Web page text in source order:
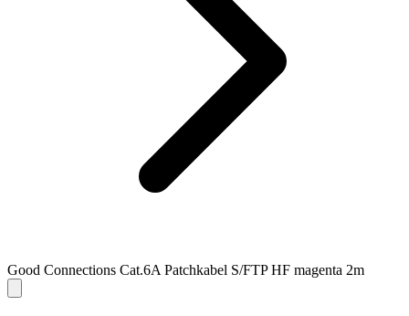
Good Connections Cat.6A Patchkabel S/FTP HF magenta 2m